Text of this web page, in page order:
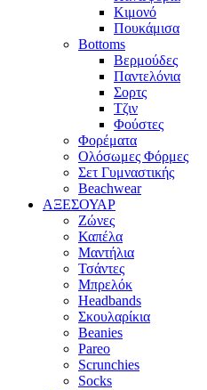
Κιμονό
Πουκάμισα
Bottoms
Βερμούδες
Παντελόνια
Σορτς
Τζιν
Φούστες
Φορέματα
Ολόσωμες Φόρμες
Σετ Γυμναστικής
Beachwear
ΑΞΕΣΟΥΑΡ
Ζώνες
Καπέλα
Μαντήλια
Τσάντες
Μπρελόκ
Headbands
Σκουλαρίκια
Beanies
Pareo
Scrunchies
Socks